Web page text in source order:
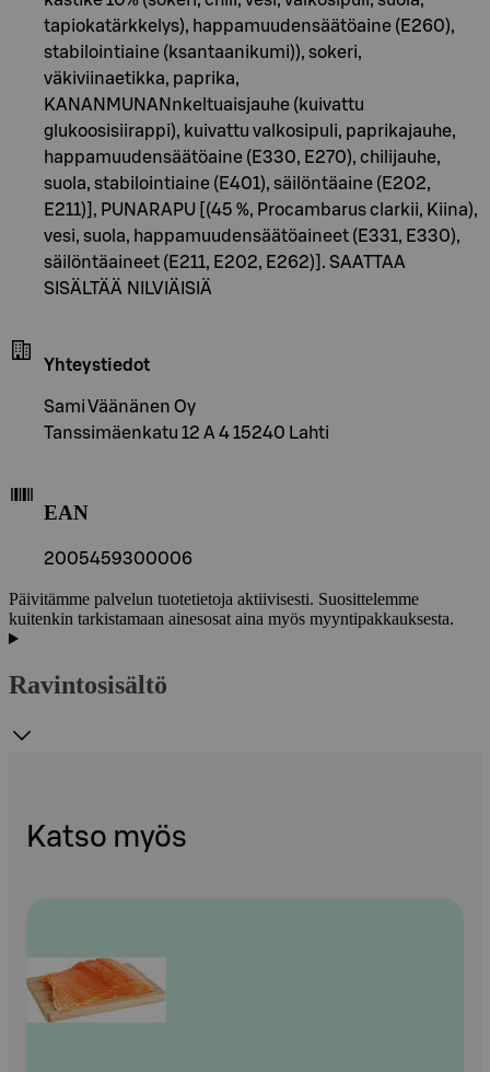
tapiokatärkkelys), happamuudensäätöaine (E260),
stabilointiaine (ksantaanikumi)), sokeri,
väkiviinaetikka, paprika,
KANANMUNANnkeltuaisjauhe (kuivattu
glukoosisiirappi), kuivattu valkosipuli, paprikajauhe,
happamuudensäätöaine (E330, E270), chilijauhe,
suola, stabilointiaine (E401), säilöntäaine (E202,
E211)], PUNARAPU [(45 %, Procambarus clarkii, Kiina),
vesi, suola, happamuudensäätöaineet (E331, E330),
säilöntäaineet (E211, E202, E262)]. SAATTAA
SISÄLTÄÄ NILVIÄISIÄ
Yhteystiedot
Sami Väänänen Oy
Tanssimäenkatu 12 A 4 15240 Lahti
EAN
2005459300006
Päivitämme palvelun tuotetietoja aktiivisesti. Suosittelemme
kuitenkin tarkistamaan ainesosat aina myös myyntipakkauksesta.
Ravintosisältö
Katso myös